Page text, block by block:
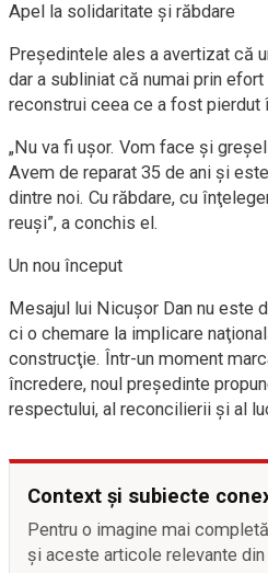
Apel la solidaritate şi răbdare
Preşedintele ales a avertizat că
dar a subliniat că numai prin
reconstrui ceea ce a fost pierdut
„Nu va fi uşor. Vom face şi
Avem de reparat 35 de ani şi
dintre noi. Cu răbdare, cu
reuşi”, a conchis el.
Un nou început
Mesajul lui Nicuşor Dan nu este
ci o chemare la implicare
construcţie. Într-un moment
încredere, noul preşedinte
respectului, al reconcilierii şi al
Context și subiecte
Pentru o imagine mai
și aceste articole relevante